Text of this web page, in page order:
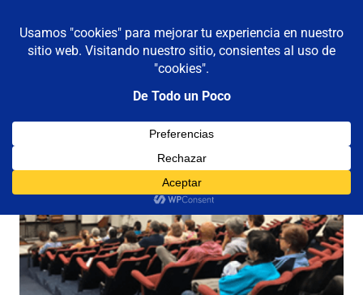
contenido
De todo un poco
Reflexiones,
Viajes
MENÚ